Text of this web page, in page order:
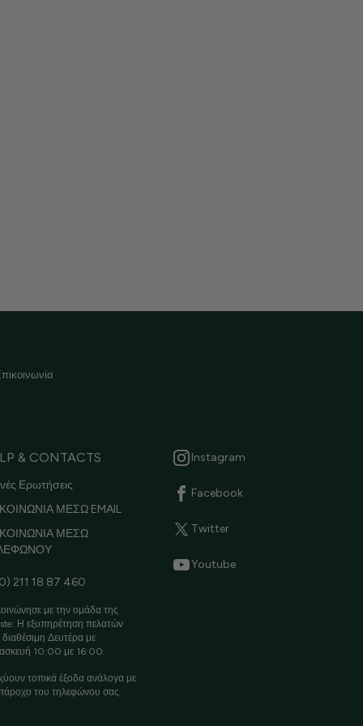
& CONTACTS
Ερωτήσεις
ΜΕΣΩ EMAIL
ΜΕΣΩ
211 18 87 460
με την ομάδα της
Η εξυπηρέτηση πελατών
διαθέσιμη Δευτέρα με
10:00 με 16:00.
τοπικά έξοδα ανάλογα με
του τηλεφώνου σας.
Instagram
Facebook
Twitter
Youtube